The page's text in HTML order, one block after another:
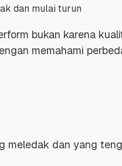
dan mulai turun
bukan karena
memahami
meledak dan yang